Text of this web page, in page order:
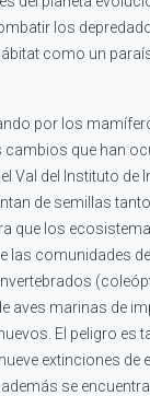
los
como un
por los
que han
Val del Instituto de
de semillas
que los
las comunidades
aves marinas de
El peligro es
extinciones de
se